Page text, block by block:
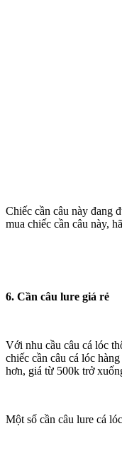
Chiếc cần câu này đang
mua chiếc cần câu này,
6. Cần câu lure giá rẻ
Với nhu cầu câu cá lóc
chiếc cần câu cá lóc
hơn, giá từ 500k trở
Một số cần câu lure cá